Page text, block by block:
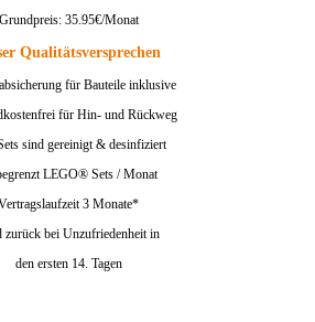
Grundpreis: 35.95€/Monat
Qualitätsversprechen
für Bauteile inklusive
für Hin- und Rückweg
sind gereinigt & desinfiziert
LEGO® Sets / Monat
3 Monate*
zurück bei Unzufriedenheit in
den ersten 14. Tagen